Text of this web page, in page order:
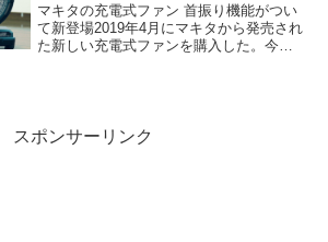
マキタの充電式ファン 首振り機能がつい
て新登場2019年4月にマキタから発売され
た新しい充電式ファンを購入した。今
スポンサーリンク